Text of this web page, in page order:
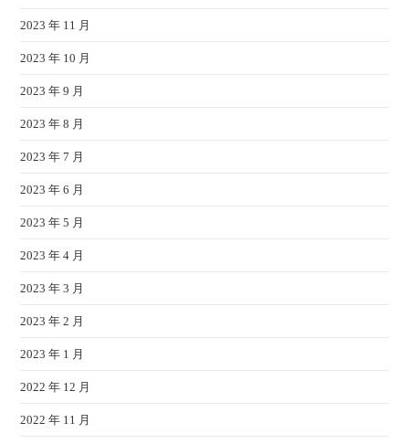
2023 年 11 月
2023 年 10 月
2023 年 9 月
2023 年 8 月
2023 年 7 月
2023 年 6 月
2023 年 5 月
2023 年 4 月
2023 年 3 月
2023 年 2 月
2023 年 1 月
2022 年 12 月
2022 年 11 月